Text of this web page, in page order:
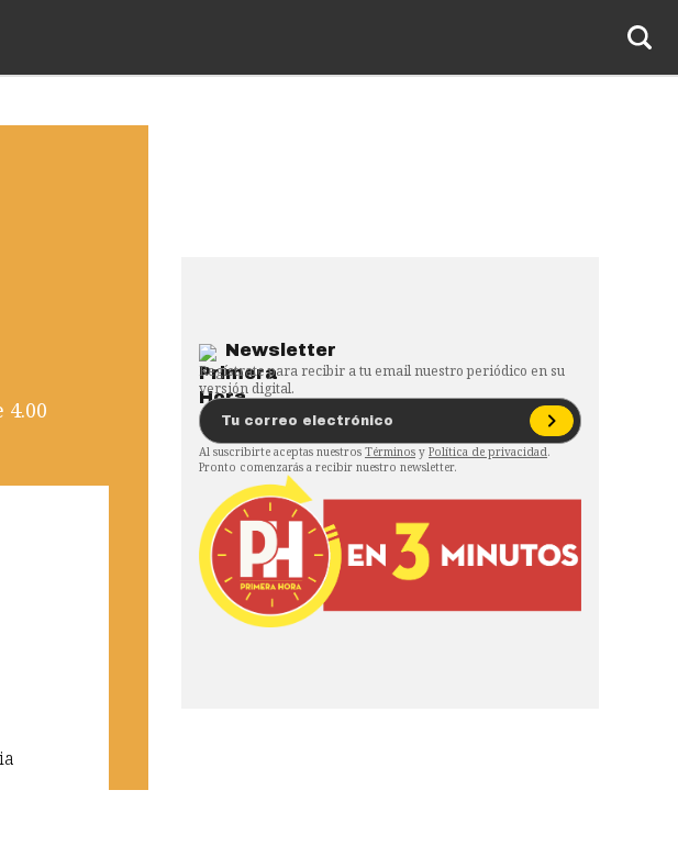
Newsletter
Regístrate para recibir a tu email nuestro periódico en su
versión digital.
Al suscribirte aceptas nuestros Términos y Política de privacidad.
Pronto comenzarás a recibir nuestro newsletter.